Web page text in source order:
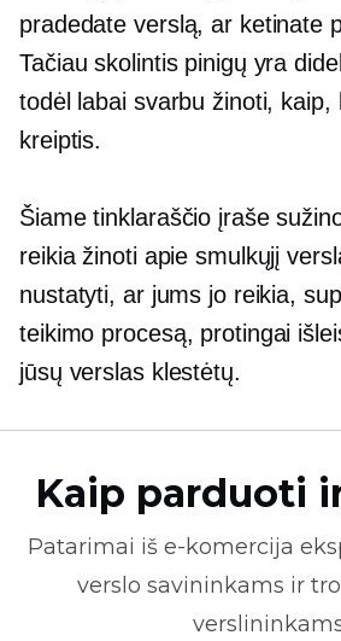
pradedate verslą, ar ketinate
Tačiau skolintis pinigų yra
todėl labai svarbu žinoti, kaip,
kreiptis.
Šiame tinklaraščio įraše
reikia žinoti apie smulkųjį
nustatyti, ar jums jo reikia,
teikimo procesą, protingai
jūsų verslas klestėtų.
Kaip parduoti
Patarimai iš e-komercija
verslo savininkams ir